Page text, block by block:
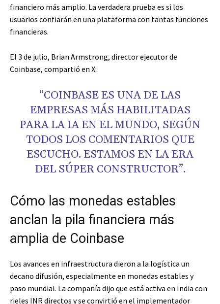
financiero más amplio. La verdadera prueba es si los
usuarios confiarán en una plataforma con tantas funciones
financieras.
El 3 de julio, Brian Armstrong, director ejecutor de
Coinbase, compartió en X:
“COINBASE ES UNA DE LAS
EMPRESAS MÁS HABILITADAS
PARA LA IA EN EL MUNDO, SEGÚN
TODOS LOS COMENTARIOS QUE
ESCUCHO. ESTAMOS EN LA ERA
DEL SÚPER CONSTRUCTOR”.
Cómo las monedas estables
anclan la pila financiera más
amplia de Coinbase
Los avances en infraestructura dieron a la logística un
decano difusión, especialmente en monedas estables y
paso mundial. La compañía dijo que está activa en India con
rieles INR directos y se convirtió en el implementador